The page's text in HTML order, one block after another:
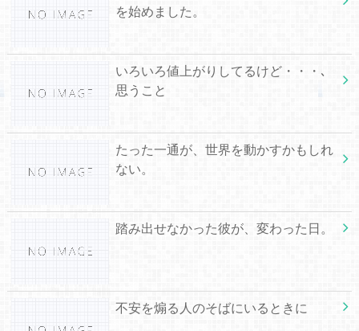
を始めました。
いろいろ値上がりしてるけど・・・､
思うこと
たった一通が、世界を動かすかもしれ
ない。
踏み出せなかった彼が、変わった日。
不安を煽る人のそばにいるときに